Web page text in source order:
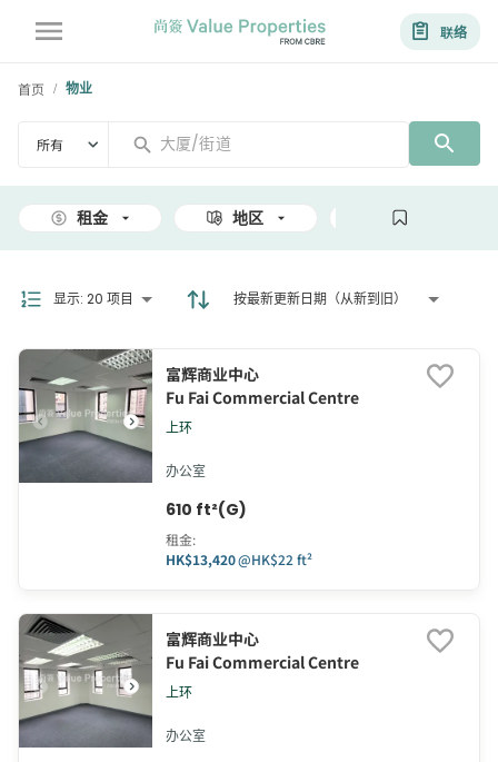
联络
首页 / 物业
所有
租金 地区 面积
显示: 20 项目 按最新更新日期（从新到旧）
富辉商业中心
Fu Fai Commercial Centre
上环
办公室
610 ft²(G)
租金:
HK$13,420@HK$22 ft²
富辉商业中心
Fu Fai Commercial Centre
上环
办公室